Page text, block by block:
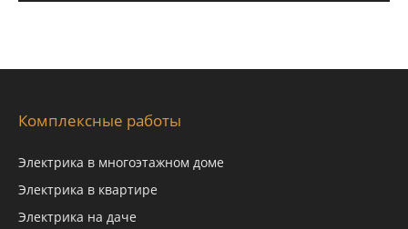
Комплексные работы
Электрика в многоэтажном доме
Электрика в квартире
Электрика на даче